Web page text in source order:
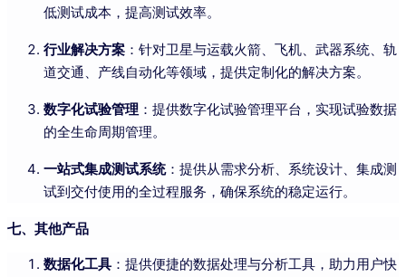
低测试成本，提高测试效率。
行业解决方案 ：针对卫星与运载火箭、飞机、武器系统、轨
道交通、产线自动化等领域，提供定制化的解决方案。
数字化试验管理 ：提供数字化试验管理平台，实现试验数据
的全生命周期管理。
一站式集成测试系统：提供从需求分析、系统设计、集成测
试到交付使用的全过程服务，确保系统的稳定运行。
七、其他产品
数据化工具 ：提供便捷的数据处理与分析工具，助力用户快